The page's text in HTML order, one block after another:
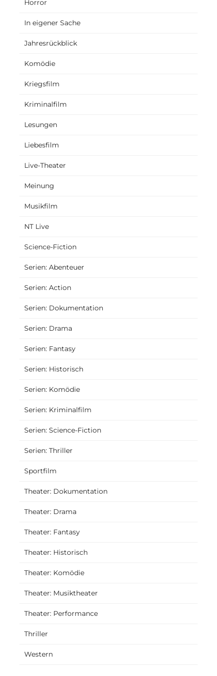
Horror
In eigener Sache
Jahresrückblick
Komödie
Kriegsfilm
Kriminalfilm
Lesungen
Liebesfilm
Live-Theater
Meinung
Musikfilm
NT Live
Science-Fiction
Serien: Abenteuer
Serien: Action
Serien: Dokumentation
Serien: Drama
Serien: Fantasy
Serien: Historisch
Serien: Komödie
Serien: Kriminalfilm
Serien: Science-Fiction
Serien: Thriller
Sportfilm
Theater: Dokumentation
Theater: Drama
Theater: Fantasy
Theater: Historisch
Theater: Komödie
Theater: Musiktheater
Theater: Performance
Thriller
Western